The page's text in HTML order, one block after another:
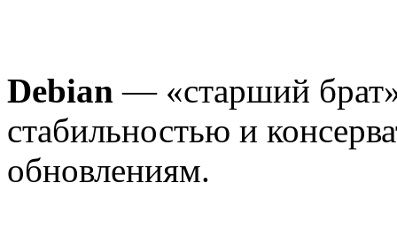
Debian — «старший
стабильностью и
обновлениям.